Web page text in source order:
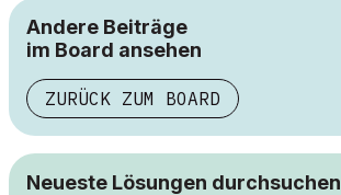
Andere Beiträge
im Board ansehen
ZURÜCK ZUM BOARD
Neueste Lösungen durchsuchen